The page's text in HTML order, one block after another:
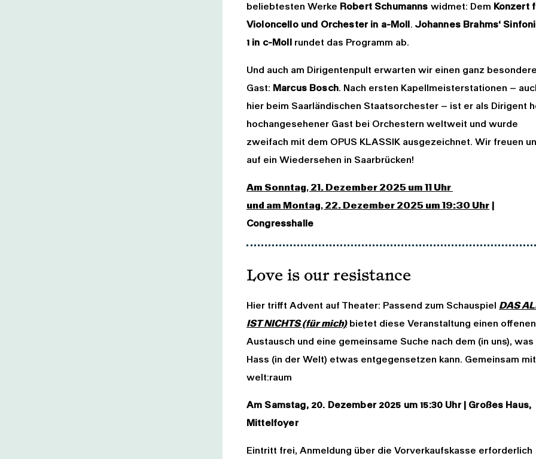
beliebtesten Werke Robert Schumanns widmet: Dem Konzert
Violoncello und Orchester in a-Moll. Johannes Brahms‘
1 in c-Mollrundet das Programm ab.
Und auch am Dirigentenpult erwarten wir einen ganz
Gast: Marcus Bosch. Nach ersten Kapellmeisterstationen –
hier beim Saarländischen Staatsorchester – ist er als Dirigent
hochangesehener Gast bei Orchestern weltweit und wurde
zweifach mit dem OPUS KLASSIK ausgezeichnet. Wir freuen
auf ein Wiedersehen in Saarbrücken!
Am Sonntag, 21. Dezember 2025 um 11 Uhr
und am Montag, 22. Dezember 2025 um 19:30 Uhr |
Congresshalle
Love is our resistance
Hier trifft Advent auf Theater: Passend zum Schauspiel DAS
IST NICHTS (für mich)bietet diese Veranstaltung einen offenen
Austausch und eine gemeinsame Suche nach dem (in uns), was
Hass (in der Welt) etwas entgegensetzen kann. Gemeinsam mit
welt:raum
Am Samstag, 20. Dezember 2025 um 15:30 Uhr | Großes Haus,
Mittelfoyer
Eintritt frei, Anmeldung über die Vorverkaufskasse erforderlich